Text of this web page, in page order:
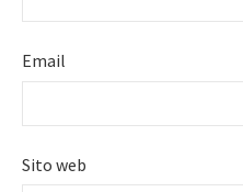
Email
Sito web